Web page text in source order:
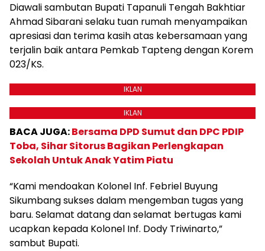
Diawali sambutan Bupati Tapanuli Tengah Bakhtiar
Ahmad Sibarani selaku tuan rumah menyampaikan
apresiasi dan terima kasih atas kebersamaan yang
terjalin baik antara Pemkab Tapteng dengan Korem
023/KS.
IKLAN
IKLAN
BACA JUGA:Bersama DPD Sumut dan DPC PDIP
Toba, Sihar Sitorus Bagikan Perlengkapan
Sekolah Untuk Anak Yatim Piatu
“Kami mendoakan Kolonel Inf. Febriel Buyung
Sikumbang sukses dalam mengemban tugas yang
baru. Selamat datang dan selamat bertugas kami
ucapkan kepada Kolonel Inf. Dody Triwinarto,”
sambut Bupati.